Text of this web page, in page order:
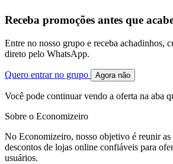
Receba promoções antes que
Entre no nosso grupo e receba achadinhos,
direto pelo WhatsApp.
Quero entrar no grupo Agora não
Você pode continuar vendo a oferta na aba
Sobre o Economizeiro
No Economizeiro, nosso objetivo é reunir as
descontos de lojas online confiáveis para
usuários.